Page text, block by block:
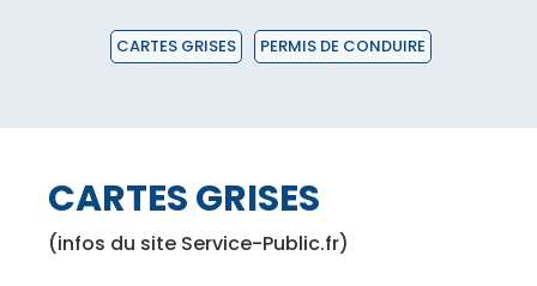
CARTES GRISES PERMIS DE CONDUIRE
CARTES GRISES
(infos du site Service-Public.fr)